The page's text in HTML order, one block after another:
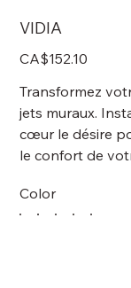
VIDIA
Price
CA$152.10
Transformez
jets muraux.
cœur le désire
le confort de
Color